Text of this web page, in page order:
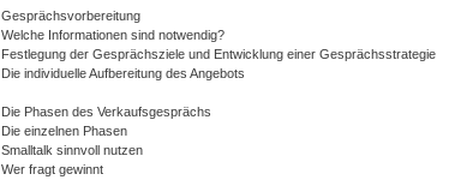
Gesprächsvorbereitung
Welche Informationen sind notwendig?
Festlegung der Gesprächsziele und Entwicklung einer Gesprächsstrategie
Die individuelle Aufbereitung des Angebots
Die Phasen des Verkaufsgesprächs
Die einzelnen Phasen
Smalltalk sinnvoll nutzen
Wer fragt gewinnt